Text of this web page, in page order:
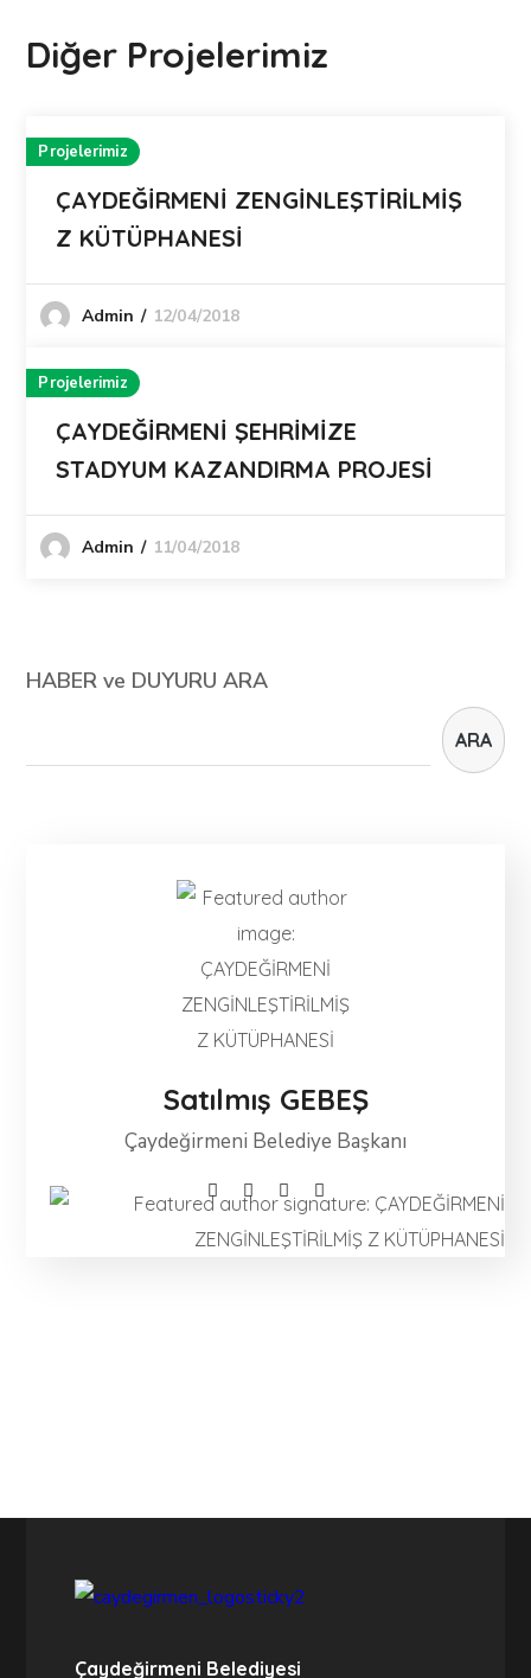
Diğer Projelerimiz
Projelerimiz
ÇAYDEĞİRMENİ ZENGİNLEŞTİRİLMİŞ
Z KÜTÜPHANESİ
Admin 12/04/2018
Projelerimiz
ÇAYDEĞİRMENİ ŞEHRİMİZE
STADYUM KAZANDIRMA PROJESİ
Admin 11/04/2018
HABER ve DUYURU ARA
ARA
Satılmış GEBEŞ
Çaydeğirmeni Belediye Başkanı
Çaydeğirmeni Belediyesi